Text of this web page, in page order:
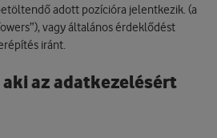
adott pozícióra jelentkezik. (a
vagy általános érdeklődést
iránt.
aki az adatkezelésért